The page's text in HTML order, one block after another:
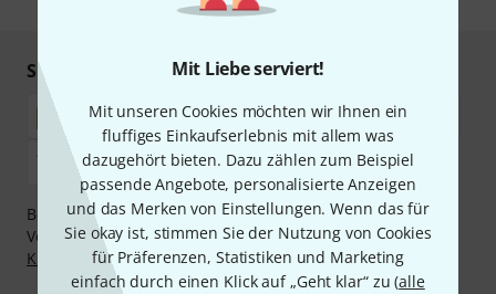
Mit Liebe serviert!
Mit unseren Cookies möchten wir Ihnen ein
fluffiges Einkaufserlebnis mit allem was
dazugehört bieten. Dazu zählen zum Beispiel
passende Angebote, personalisierte Anzeigen
und das Merken von Einstellungen. Wenn das für
Sie okay ist, stimmen Sie der Nutzung von Cookies
für Präferenzen, Statistiken und Marketing
einfach durch einen Klick auf „Geht klar“ zu (alle
Sicher einkaufen & bezahlen
Bezahlen Sie vertraulich und sicher per Nachnahme,
Vorkasse, PayPal, Amazon Pay,Klarna Sofort bezahlen,
Klarna Ratenzahlungoder Kreditkarte.